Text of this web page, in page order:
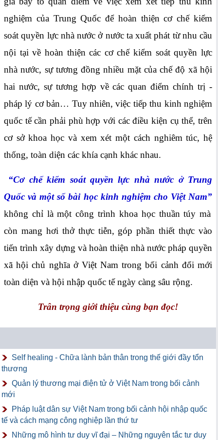
nghiệm của Trung Quốc để hoàn thiện cơ chế kiểm
soát quyền lực nhà nước ở nước ta xuất phát từ nhu cầu
nội tại về hoàn thiện các cơ chế kiểm soát quyền lực
nhà nước, sự tương đồng nhiều mặt của chế độ xã hội
hai nước, sự tương hợp về các quan điểm chính trị -
pháp lý cơ bản… Tuy nhiên, việc tiếp thu kinh nghiệm
quốc tế cần phải phù hợp với các điều kiện cụ thể, trên
cơ sở khoa học và xem xét một cách nghiêm túc, hệ
thống, toàn diện các khía cạnh khác nhau.
“Cơ chế kiểm soát quyền lực nhà nước ở Trung
Quốc và một số bài học kinh nghiệm cho Việt Nam”
không chỉ là một công trình khoa học thuần túy mà
còn mang hơi thở thực tiễn, góp phần thiết thực vào
tiến trình xây dựng và hoàn thiện nhà nước pháp quyền
xã hội chủ nghĩa ở Việt Nam trong bối cảnh đổi mới
toàn diện và hội nhập quốc tế ngày càng sâu rộng.
Trân trọng giới thiệu cùng bạn đọc!
Self healing - Chữa lành bản thân trong thế giới đầy tổn
thương
Quản lý thương mại điện tử ở Việt Nam trong bối cảnh
mới
Pháp luật dân sự Việt Nam trong bối cảnh hội nhập quốc
tế và cách mạng công nghiệp lần thứ tư
Những mô hình tư duy vĩ đại – Những nguyên tắc tư duy